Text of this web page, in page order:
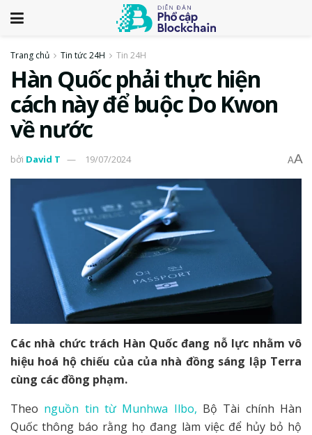
Trang chủ Tin tức 24H Tin 24H
Hàn Quốc phải thực hiện
cách này để buộc Do Kwon
về nước
bởi David T 19/07/2024 AA
Các nhà chức trách Hàn Quốc đang nỗ lực nhằm vô
hiệu hoá hộ chiếu của của nhà đồng sáng lập Terra
cùng các đồng phạm.
Theo nguồn tin từ Munhwa Ilbo, Bộ Tài chính Hàn
Quốc thông báo rằng họ đang làm việc để hủy bỏ hộ